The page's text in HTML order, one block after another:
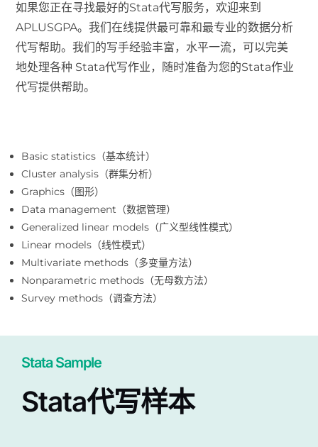
如果您正在寻找最好的Stata代写服务，欢迎来到
APLUSGPA。我们在线提供最可靠和最专业的数据分析
代写帮助。我们的写手经验丰富，水平一流，可以完美
地处理各种 Stata代写作业，随时准备为您的Stata作业
代写提供帮助。
Basic statistics（基本统计）
Cluster analysis（群集分析）
Graphics（图形）
Data management（数据管理）
Generalized linear models（广义型线性模式）
Linear models（线性模式）
Multivariate methods（多变量方法）
Nonparametric methods（无母数方法）
Survey methods（调查方法）
Stata Sample
Stata代写样本